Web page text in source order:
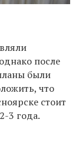
после
были
что
стоит
3 года.